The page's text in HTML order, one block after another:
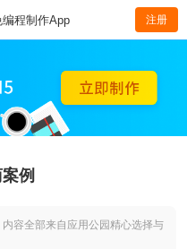
编程制作App 注册
例
容全部来自应用公园精心选择与